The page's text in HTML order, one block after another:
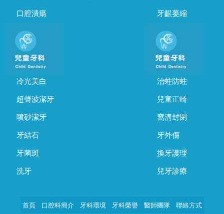
口腔潰瘍 牙齦萎縮
冷光美白
超聲波潔牙
噴砂潔牙
牙結石
牙菌斑
洗牙
治蛀防蛀
兒童正畸
窩溝封閉
牙外傷
換牙護理
兒牙診療
首頁 口腔科簡介 牙科環境 牙科榮譽 醫師團隊 聯絡方式